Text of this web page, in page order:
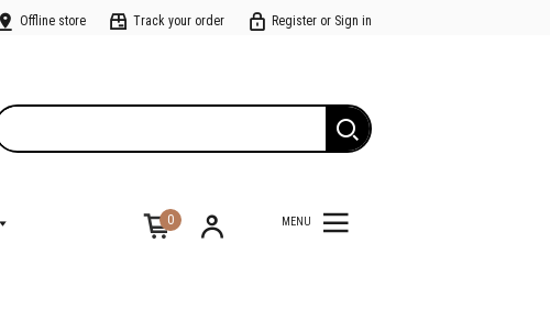
Offline store Track your order Register or Sign in
0 MENU